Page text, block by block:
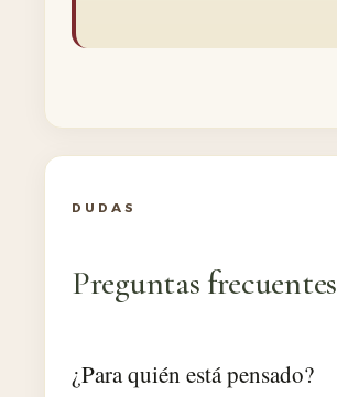
DUDAS
Preguntas frecuentes
¿Para quién está pensado?